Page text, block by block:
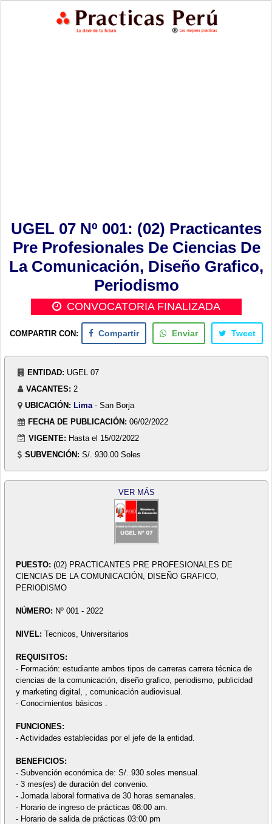
UGEL 07 Nº 001: (02) Practicantes
Pre Profesionales De Ciencias De
La Comunicación, Diseño Grafico,
Periodismo
CONVOCATORIA FINALIZADA
COMPARTIR CON: Compartir Enviar Tweet
ENTIDAD: UGEL 07
VACANTES: 2
UBICACIÓN: Lima - San Borja
FECHA DE PUBLICACIÓN: 06/02/2022
VIGENTE: Hasta el 15/02/2022
SUBVENCIÓN: S/. 930.00 Soles
VER MÁS
PUESTO: (02) PRACTICANTES PRE PROFESIONALES DE
CIENCIAS DE LA COMUNICACIÓN, DISEÑO GRAFICO,
PERIODISMO
NÚMERO: Nº 001 - 2022
NIVEL: Tecnicos, Universitarios
REQUISITOS:
- Formación: estudiante ambos tipos de carreras carrera técnica de
ciencias de la comunicación, diseño grafico, periodismo, publicidad
y marketing digital, , comunicación audiovisual.
- Conocimientos básicos .
FUNCIONES:
- Actividades establecidas por el jefe de la entidad.
BENEFICIOS:
- Subvención económica de: S/. 930 soles mensual.
- 3 mes(es) de duración del convenio.
- Jornada laboral formativa de 30 horas semanales.
- Horario de ingreso de prácticas 08:00 am.
- Horario de salida de prácticas 03:00 pm